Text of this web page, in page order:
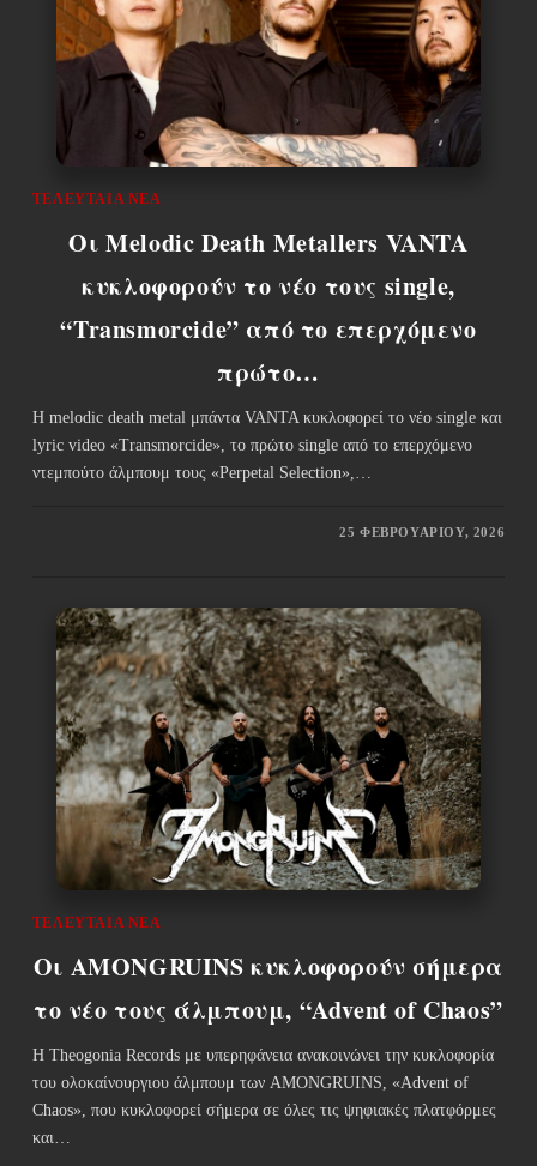
ΤΕΛΕΥΤΑΊΑ ΝΈΑ
Οι Melodic Death Metallers VANTA
κυκλοφορούν το νέο τους single,
“Transmorcide” από το επερχόμενο
πρώτο…
Η melodic death metal μπάντα VANTA κυκλοφορεί το νέο single και
lyric video «Transmorcide», το πρώτο single από το επερχόμενο
ντεμπούτο άλμπουμ τους «Perpetal Selection»,…
25 ΦΕΒΡΟΥΑΡΊΟΥ, 2026
ΤΕΛΕΥΤΑΊΑ ΝΈΑ
Οι AMONGRUINS κυκλοφορούν σήμερα
το νέο τους άλμπουμ, “Advent of Chaos”
Η Theogonia Records με υπερηφάνεια ανακοινώνει την κυκλοφορία
του ολοκαίνουργιου άλμπουμ των AMONGRUINS, «Advent of
Chaos», που κυκλοφορεί σήμερα σε όλες τις ψηφιακές πλατφόρμες
και…